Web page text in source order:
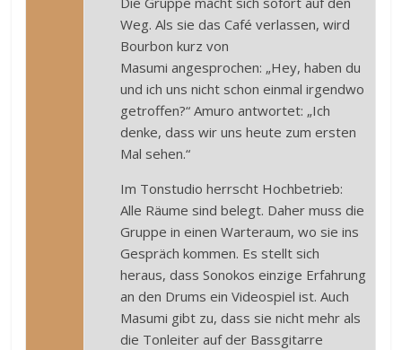
Weg. Als sie das Café verlassen, wird
Bourbon kurz von
Masumi angesprochen: „Hey, haben du
und ich uns nicht schon einmal irgendwo
getroffen?“ Amuro antwortet: „Ich
denke, dass wir uns heute zum ersten
Mal sehen.“
Im Tonstudio herrscht Hochbetrieb:
Alle Räume sind belegt. Daher muss die
Gruppe in einen Warteraum, wo sie ins
Gespräch kommen. Es stellt sich
heraus, dass Sonokos einzige Erfahrung
an den Drums ein Videospiel ist. Auch
Masumi gibt zu, dass sie nicht mehr als
die Tonleiter auf der Bassgitarre